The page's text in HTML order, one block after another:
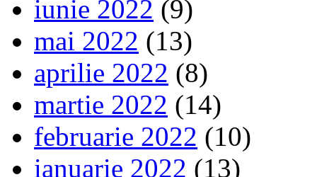
iunie 2022 (9)
mai 2022 (13)
aprilie 2022 (8)
martie 2022 (14)
februarie 2022 (10)
ianuarie 2022 (13)